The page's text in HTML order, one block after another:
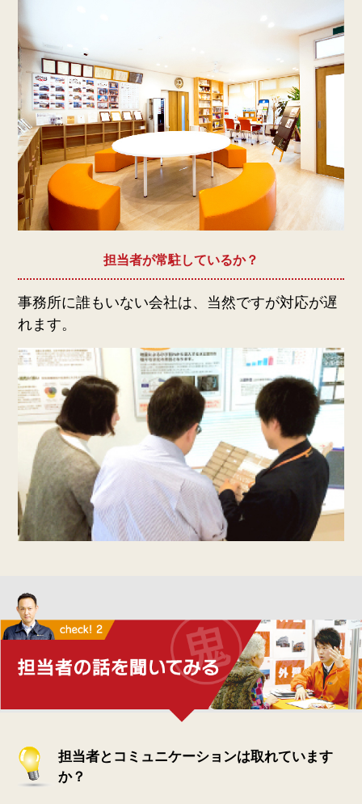
担当者が常駐しているか？
事務所に誰もいない会社は、当然ですが対応が遅
れます。
担当者とコミュニケーションは取れています
か？